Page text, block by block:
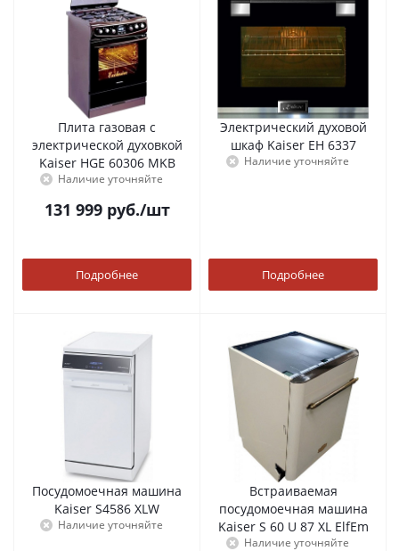
Плита газовая с
электрической духовкой
Kaiser HGE 60306 MKB
Наличие уточняйте
131 999руб./шт
Подробнее
Электрический духовой
шкаф Kaiser EH 6337
Наличие уточняйте
Подробнее
Посудомоечная машина
Kaiser S4586 XLW
Наличие уточняйте
Встраиваемая
посудомоечная машина
Kaiser S 60 U 87 XL ElfEm
Наличие уточняйте